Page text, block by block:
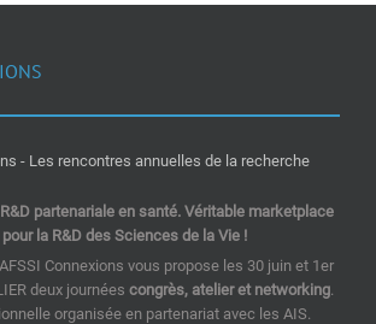
partenariale en santé. Véritable marketplace
la R&D des Sciences de la Vie !
Connexions vous propose les 30 juin et 1er
deux journées congrès, atelier et networking.
organisée en partenariat avec les AIS.